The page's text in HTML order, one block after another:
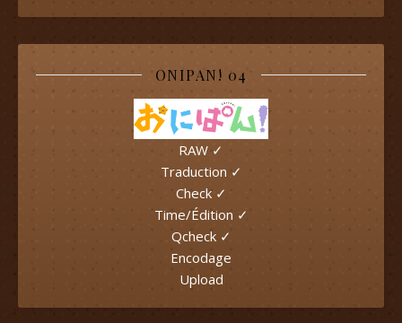
ONIPAN! 04
RAW ✓
Traduction ✓
Check ✓
Time/Édition ✓
Qcheck ✓
Encodage
Upload